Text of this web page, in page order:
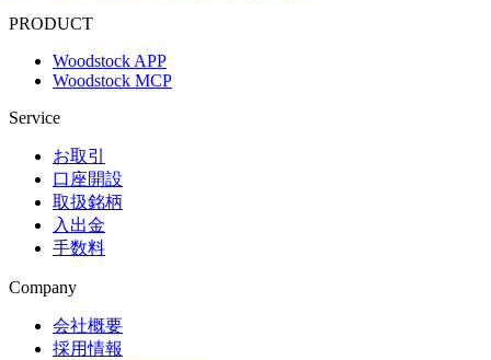
PRODUCT
Woodstock APP
Woodstock MCP
Service
お取引
口座開設
取扱銘柄
入出金
手数料
Company
会社概要
採用情報